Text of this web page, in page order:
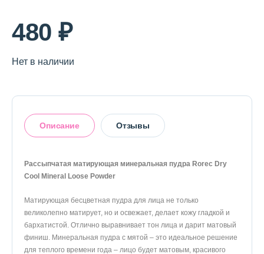
Доставка и оплата
Политика конфиденциальности
+7 (996) 962 69 66
480 ₽
Нет в наличии
Описание Отзывы
Рассыпчатая матирующая минеральная пудра Rorec Dry
Cool Mineral Loose Powder
Матирующая бесцветная пудра для лица не только
великолепно матирует, но и освежает, делает кожу гладкой и
бархатистой. Отлично выравнивает тон лица и дарит матовый
финиш. Минеральная пудра с мятой – это идеальное решение
для теплого времени года – лицо будет матовым, красивого